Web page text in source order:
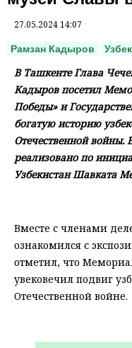
27.05.2024 14:07
Рамзан Кадыров
В Ташкенте Глава
Кадыров посетил
Победы» и
богатую историю
Отечественной войны.
реализовано по
Узбекистан Шавката
Вместе с членами
ознакомился с
отметил, что
увековечил подвиг
Отечественной войне.